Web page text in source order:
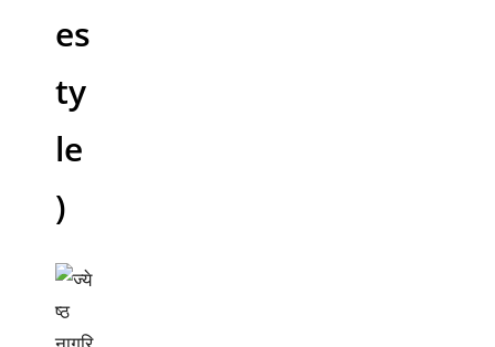
es
ty
le
)